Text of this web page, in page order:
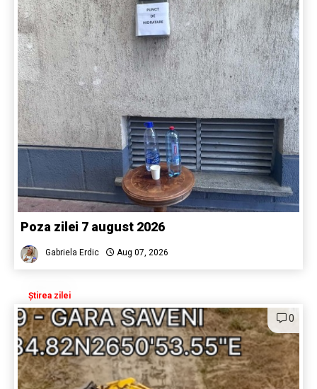
Poza zilei 7 august 2026
Gabriela Erdic Aug 07, 2026
Știrea zilei
0